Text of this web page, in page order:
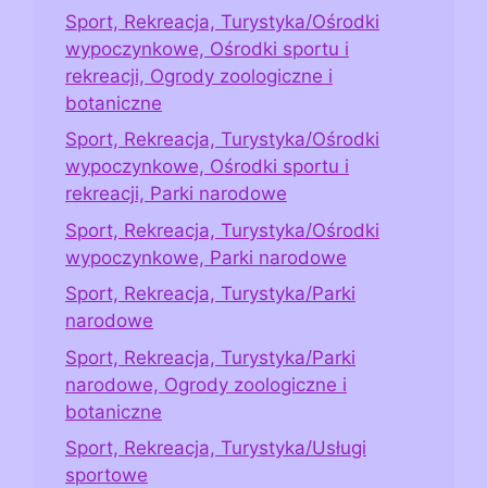
Sport, Rekreacja, Turystyka/Ośrodki
wypoczynkowe, Ośrodki sportu i
rekreacji, Ogrody zoologiczne i
botaniczne
Sport, Rekreacja, Turystyka/Ośrodki
wypoczynkowe, Ośrodki sportu i
rekreacji, Parki narodowe
Sport, Rekreacja, Turystyka/Ośrodki
wypoczynkowe, Parki narodowe
Sport, Rekreacja, Turystyka/Parki
narodowe
Sport, Rekreacja, Turystyka/Parki
narodowe, Ogrody zoologiczne i
botaniczne
Sport, Rekreacja, Turystyka/Usługi
sportowe